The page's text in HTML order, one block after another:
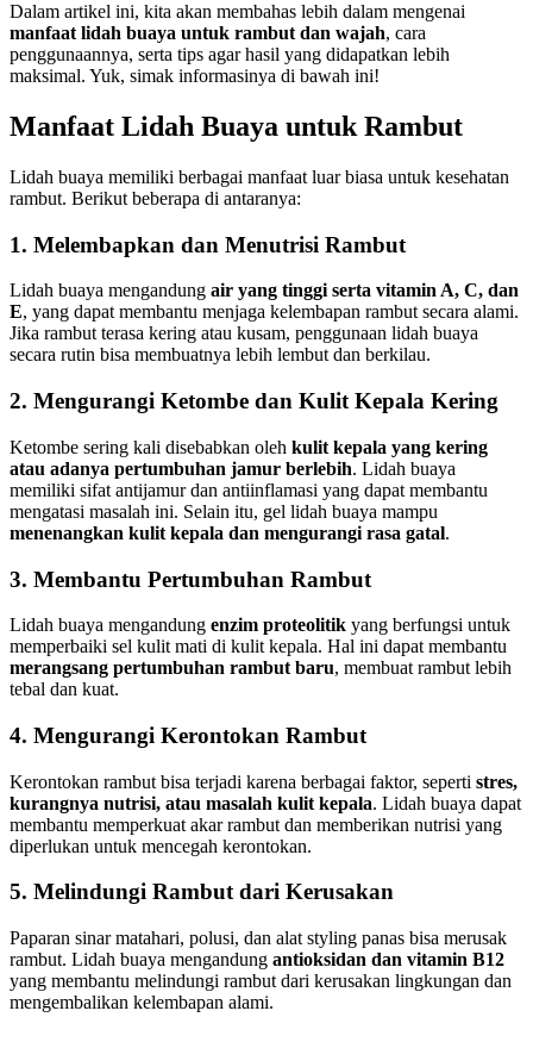
Dalam artikel ini, kita akan membahas lebih dalam mengenai
manfaat lidah buaya untuk rambut dan wajah, cara
penggunaannya, serta tips agar hasil yang didapatkan lebih
maksimal. Yuk, simak informasinya di bawah ini!
Manfaat Lidah Buaya untuk Rambut
Lidah buaya memiliki berbagai manfaat luar biasa untuk kesehatan
rambut. Berikut beberapa di antaranya:
1. Melembapkan dan Menutrisi Rambut
Lidah buaya mengandung air yang tinggi serta vitamin A, C, dan
E, yang dapat membantu menjaga kelembapan rambut secara alami.
Jika rambut terasa kering atau kusam, penggunaan lidah buaya
secara rutin bisa membuatnya lebih lembut dan berkilau.
2. Mengurangi Ketombe dan Kulit Kepala Kering
Ketombe sering kali disebabkan oleh kulit kepala yang kering
atau adanya pertumbuhan jamur berlebih. Lidah buaya
memiliki sifat antijamur dan antiinflamasi yang dapat membantu
mengatasi masalah ini. Selain itu, gel lidah buaya mampu
menenangkan kulit kepala dan mengurangi rasa gatal.
3. Membantu Pertumbuhan Rambut
Lidah buaya mengandung enzim proteolitik yang berfungsi untuk
memperbaiki sel kulit mati di kulit kepala. Hal ini dapat membantu
merangsang pertumbuhan rambut baru, membuat rambut lebih
tebal dan kuat.
4. Mengurangi Kerontokan Rambut
Kerontokan rambut bisa terjadi karena berbagai faktor, seperti stres,
kurangnya nutrisi, atau masalah kulit kepala. Lidah buaya dapat
membantu memperkuat akar rambut dan memberikan nutrisi yang
diperlukan untuk mencegah kerontokan.
5. Melindungi Rambut dari Kerusakan
Paparan sinar matahari, polusi, dan alat styling panas bisa merusak
rambut. Lidah buaya mengandung antioksidan dan vitamin B12
yang membantu melindungi rambut dari kerusakan lingkungan dan
mengembalikan kelembapan alami.